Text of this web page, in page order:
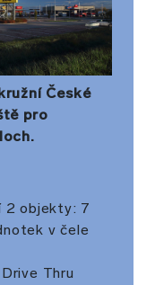
České
pro
2 objekty: 7
v čele
Thru